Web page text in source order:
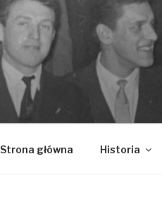
Strona główna Historia